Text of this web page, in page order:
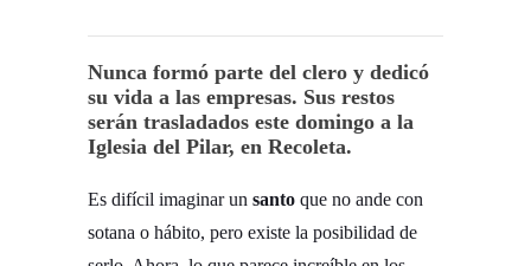
Nunca formó parte del clero y dedicó
su vida a las empresas. Sus restos
serán trasladados este domingo a la
Iglesia del Pilar, en Recoleta.
Es difícil imaginar un santo que no ande con
sotana o hábito, pero existe la posibilidad de